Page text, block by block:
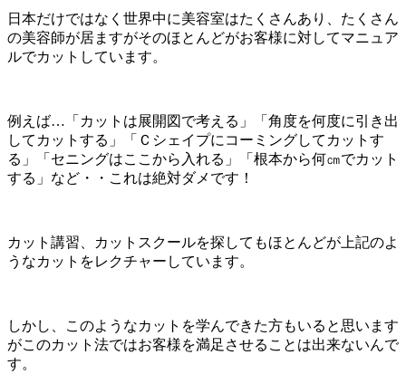
日本だけではなく世界中に美容室はたくさんあり、たくさん
の美容師が居ますがそのほとんどがお客様に対してマニュア
ルでカットしています。
例えば…「カットは展開図で考える」「角度を何度に引き出
してカットする」「Ｃシェイプにコーミングしてカットす
る」「セニングはここから入れる」「根本から何㎝でカット
する」など・・これは絶対ダメです！
カット講習、カットスクールを探してもほとんどが上記のよ
うなカットをレクチャーしています。
しかし、このようなカットを学んできた方もいると思います
がこのカット法ではお客様を満足させることは出来ないんで
す。